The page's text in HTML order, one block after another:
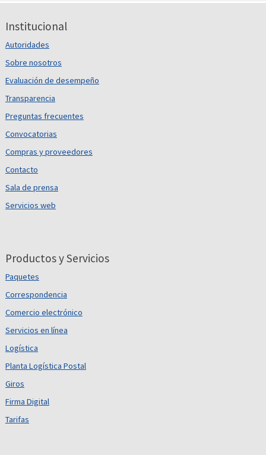
Institucional
Autoridades
Sobre nosotros
Evaluación de desempeño
Transparencia
Preguntas frecuentes
Convocatorias
Compras y proveedores
Contacto
Sala de prensa
Servicios web
Productos y Servicios
Paquetes
Correspondencia
Comercio electrónico
Servicios en línea
Logística
Planta Logística Postal
Giros
Firma Digital
Tarifas